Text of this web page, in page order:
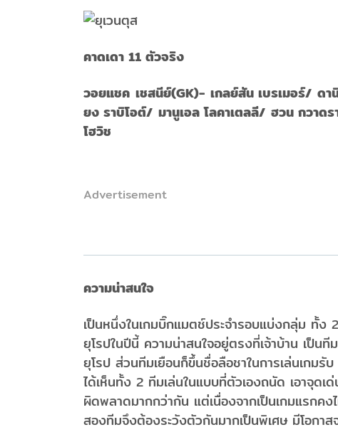
คาดเดา 11 ตัวจริง
วอยแชค เชสนีย์(GK)- เกลย์สัน เบรเมอร์/ ด
ยง ราบิโอต์/ มานูเอล โลคาเตลลี/ ฮวน กวา
โฮวิช
Advertisement
ความน่าสนใจ
เป็นหนึ่งในเกมบิ๊กแมตช์ประจำรอบแบ่งกลุ่ม ทั้ง
ยุโรปในปีนี้ ความน่าสนใจอยู่ตรงที่เจ้าบ้าน เป็น
ยุโรป ส่วนทีมเยือนก็ขึ้นชื่อลือชาในการเล่นเกมรั
ได้เห็นทั้ง 2 ทีมเล่นในแบบที่ตัวเองถนัด เอาจุดเ
ผิดพลาดมากกว่ากัน แต่เนื่องจากเป็นเกมแรกค
สองทีมจึงต้องระวังตัวกันมากเป็นพิเศษ มีโอก